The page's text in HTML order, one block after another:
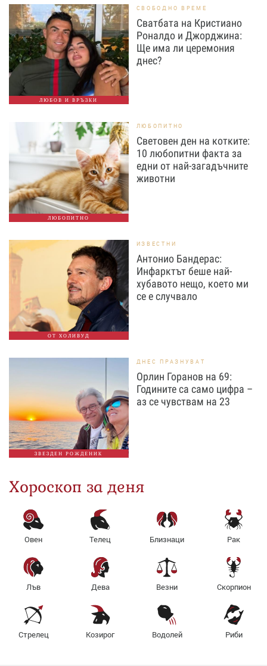
ЛЮБОВ И ВРЪЗКИ
СВОБОДНО ВРЕМЕ
Сватбата на Кристиано
Роналдо и Джорджина:
Ще има ли церемония
днес?
ЛЮБОПИТНО
ЛЮБОПИТНО
Световен ден на котките:
10 любопитни факта за
едни от най-загадъчните
животни
ОТ ХОЛИВУД
ИЗВЕСТНИ
Антонио Бандерас:
Инфарктът беше най-
хубавото нещо, което ми
се е случвало
ЗВЕЗДЕН РОЖДЕНИК
ДНЕС ПРАЗНУВАТ
Орлин Горанов на 69:
Годините са само цифра –
аз се чувствам на 23
Хороскоп за деня
Овен Телец Близнаци Рак
Лъв Дева Везни Скорпион
Стрелец Козирог Водолей Риби